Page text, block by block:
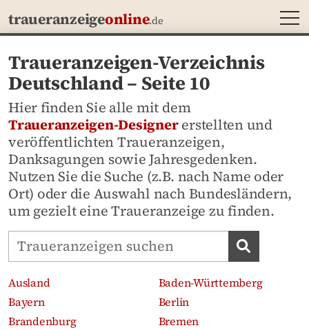
traueranzeigeonline.de
Traueranzeigen-Verzeichnis
Deutschland – Seite 10
Hier finden Sie alle mit dem
Traueranzeigen-Designererstellten und
veröffentlichten Traueranzeigen,
Danksagungen sowie Jahresgedenken.
Nutzen Sie die Suche (z.B. nach Name oder
Ort) oder die Auswahl nach Bundesländern,
um gezielt eine Traueranzeige zu finden.
Traueranzeigen-Portal durchsuchen
Ausland
Baden-Württemberg
Bayern
Berlin
Brandenburg
Bremen